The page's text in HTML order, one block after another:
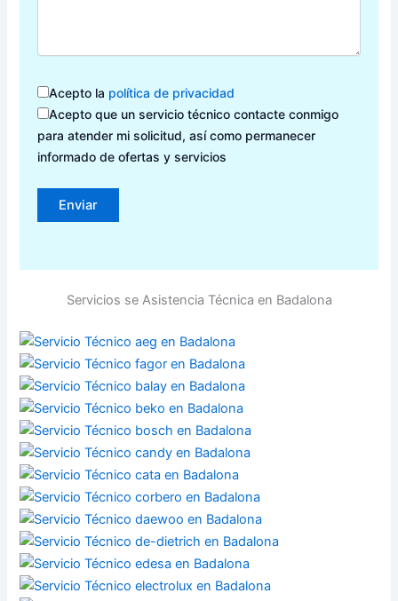
Acepto la política de privacidad
Acepto que un servicio técnico contacte conmigo
para atender mi solicitud, así como permanecer
informado de ofertas y servicios
Servicios se Asistencia Técnica en Badalona